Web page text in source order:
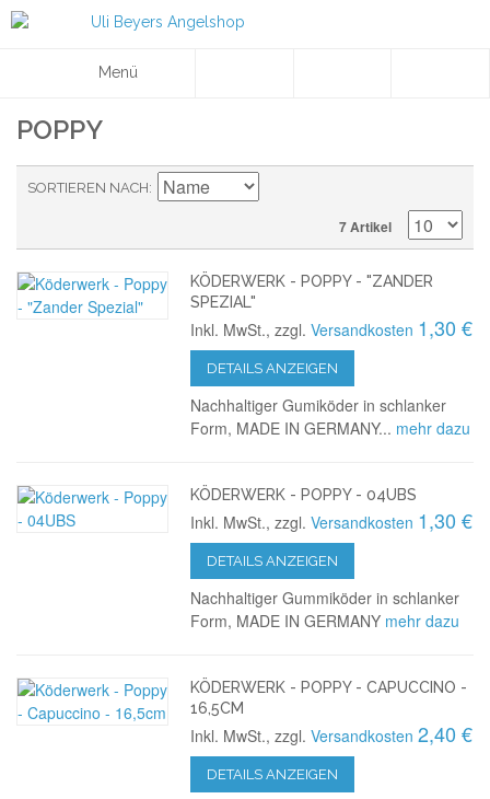
Menü
POPPY
SORTIEREN NACH
7 Artikel
KÖDERWERK - POPPY - "ZANDER
SPEZIAL"
Inkl. MwSt., zzgl.Versandkosten 1,30 €
DETAILS ANZEIGEN
Nachhaltiger Gumiköder in schlanker
Form, MADE IN GERMANY... mehr dazu
KÖDERWERK - POPPY - 04UBS
Inkl. MwSt., zzgl.Versandkosten 1,30 €
DETAILS ANZEIGEN
Nachhaltiger Gummiköder in schlanker
Form, MADE IN GERMANY mehr dazu
KÖDERWERK - POPPY - CAPUCCINO -
16,5CM
Inkl. MwSt., zzgl.Versandkosten 2,40 €
DETAILS ANZEIGEN